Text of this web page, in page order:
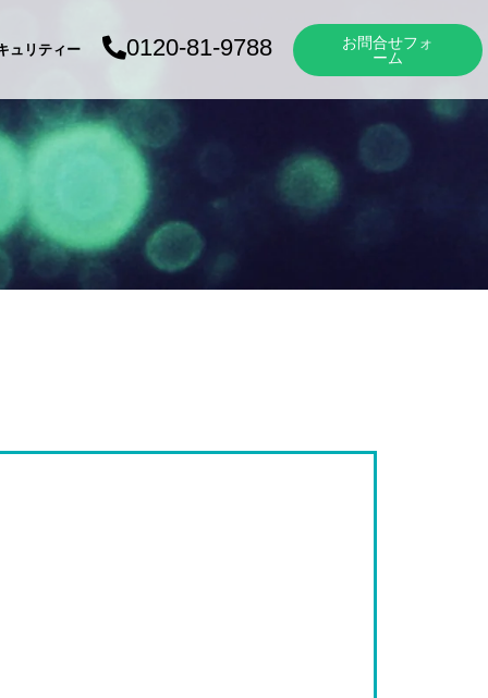
ュリティー 0120-81-9788
お問合せフォ
ーム